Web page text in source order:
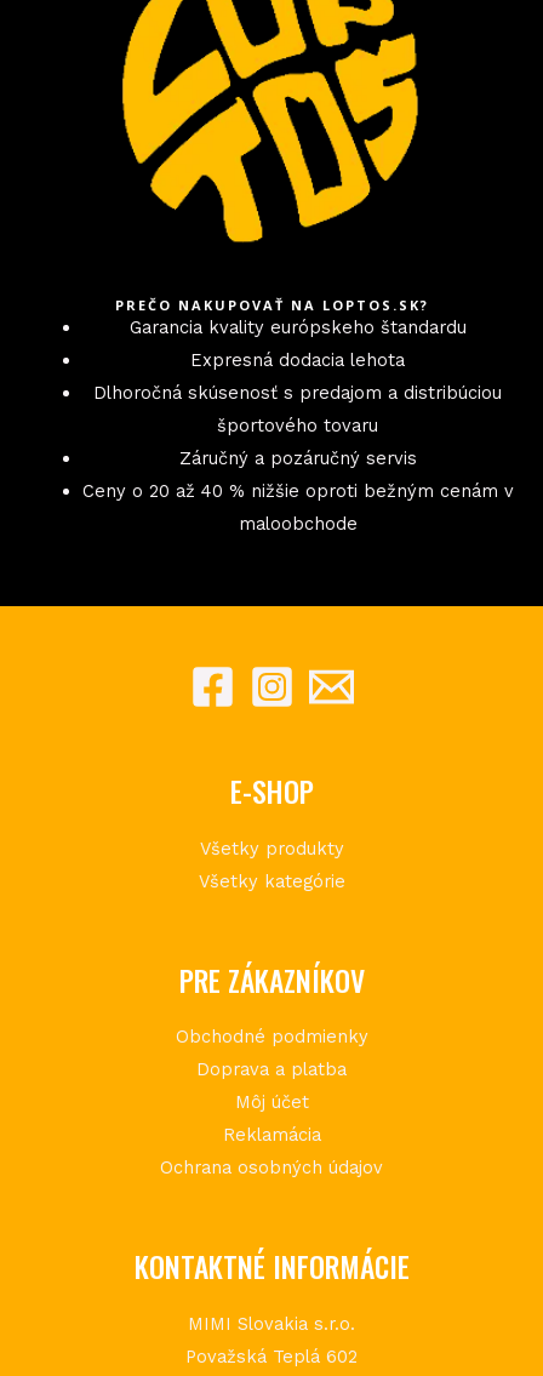
PREČO NAKUPOVAŤ NA LOPTOS.SK?
Garancia kvality európskeho štandardu
Expresná dodacia lehota
Dlhoročná skúsenosť s predajom a distribúciou
športového tovaru
Záručný a pozáručný servis
Ceny o 20 až 40 % nižšie oproti bežným cenám v
maloobchode
E-SHOP
Všetky produkty
Všetky kategórie
PRE ZÁKAZNÍKOV
Obchodné podmienky
Doprava a platba
Môj účet
Reklamácia
Ochrana osobných údajov
KONTAKTNÉ INFORMÁCIE
MIMI Slovakia s.r.o.
Považská Teplá 602